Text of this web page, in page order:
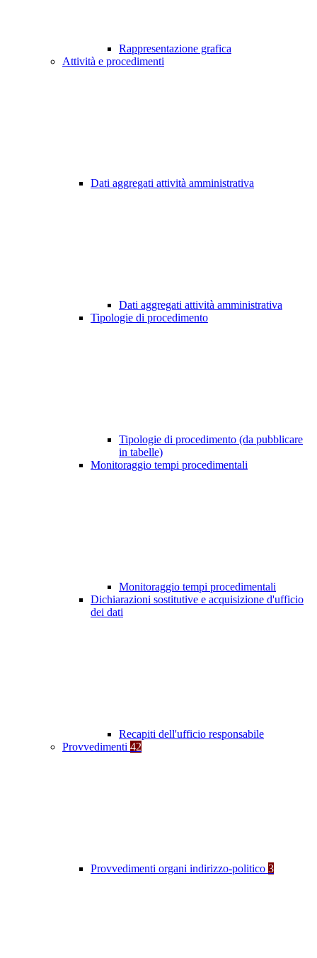
Rappresentazione grafica
Attività e procedimenti
Dati aggregati attività amministrativa
Dati aggregati attività amministrativa
Tipologie di procedimento
Tipologie di procedimento (da pubblicare
in tabelle)
Monitoraggio tempi procedimentali
Monitoraggio tempi procedimentali
Dichiarazioni sostitutive e acquisizione d'ufficio
dei dati
Recapiti dell'ufficio responsabile
Provvedimenti 42
Provvedimenti organi indirizzo-politico 3